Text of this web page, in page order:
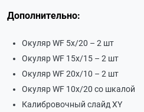
Дополнительно:
Окуляр WF 5х/20 – 2 шт
Окуляр WF 15х/15 – 2 шт
Окуляр WF 20х/10 – 2 шт
Окуляр WF 10х/20 со шкалой
Калибровочный слайд XY